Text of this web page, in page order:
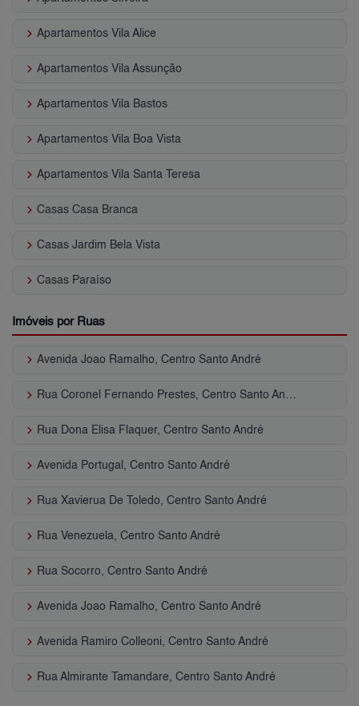
keyboard_arrow_right Apartamentos Vila Alice
keyboard_arrow_right Apartamentos Vila Assunção
keyboard_arrow_right Apartamentos Vila Bastos
keyboard_arrow_right Apartamentos Vila Boa Vista
keyboard_arrow_right Apartamentos Vila Santa Teresa
keyboard_arrow_right Casas Casa Branca
keyboard_arrow_right Casas Jardim Bela Vista
keyboard_arrow_right Casas Paraíso
Imóveis por Ruas
keyboard_arrow_right Avenida Joao Ramalho, Centro Santo André
keyboard_arrow_right Rua Coronel Fernando Prestes, Centro Santo André
keyboard_arrow_right Rua Dona Elisa Flaquer, Centro Santo André
keyboard_arrow_right Avenida Portugal, Centro Santo André
keyboard_arrow_right Rua Xavierua De Toledo, Centro Santo André
keyboard_arrow_right Rua Venezuela, Centro Santo André
keyboard_arrow_right Rua Socorro, Centro Santo André
keyboard_arrow_right Avenida Joao Ramalho, Centro Santo André
keyboard_arrow_right Avenida Ramiro Colleoni, Centro Santo André
keyboard_arrow_right Rua Almirante Tamandare, Centro Santo André